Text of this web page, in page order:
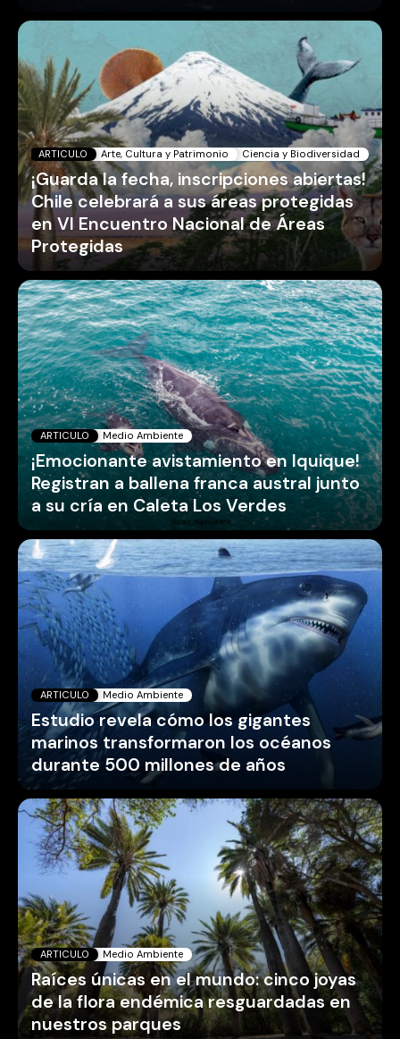
ARTICULO Arte, Cultura y Patrimonio Ciencia y Biodiversidad
¡Guarda la fecha, inscripciones abiertas!
Chile celebrará a sus áreas protegidas
en VI Encuentro Nacional de Áreas
Protegidas
ARTICULO Medio Ambiente
¡Emocionante avistamiento en Iquique!
Registran a ballena franca austral junto
a su cría en Caleta Los Verdes
ARTICULO Medio Ambiente
Estudio revela cómo los gigantes
marinos transformaron los océanos
durante 500 millones de años
ARTICULO Medio Ambiente
Raíces únicas en el mundo: cinco joyas
de la flora endémica resguardadas en
nuestros parques